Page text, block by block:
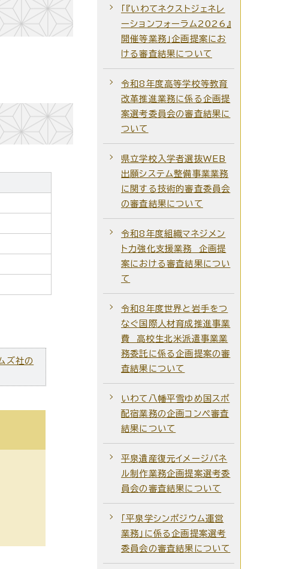
ズ社の
「『いわてネクストジェネレ
ーションフォーラム2026』
開催等業務」企画提案にお
ける審査結果について
令和8年度高等学校等教育
改革推進業務に係る企画提
案選考委員会の審査結果に
ついて
県立学校入学者選抜WEB
出願システム整備事業業務
に関する技術的審査委員会
の審査結果について
令和8年度組織マネジメン
ト力強化支援業務 企画提
案における審査結果につい
て
令和8年度世界と岩手をつ
なぐ国際人材育成推進事業
費 高校生北米派遣事業業
務委託に係る企画提案の審
査結果について
いわて八幡平雪ゆめ国スポ
配宿業務の企画コンペ審査
結果について
平泉遺産復元イメージパネ
ル制作業務企画提案選考委
員会の審査結果について
「平泉学シンポジウム運営
業務」に係る企画提案選考
委員会の審査結果について